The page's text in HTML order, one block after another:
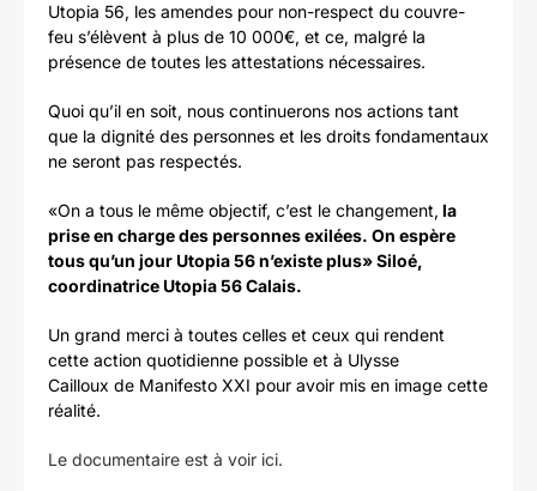
Utopia 56, les amendes pour non-respect du couvre-
feu s’élèvent à plus de 10 000€, et ce, malgré la
présence de toutes les attestations nécessaires.
Quoi qu’il en soit, nous continuerons nos actions tant
que la dignité des personnes et les droits fondamentaux
ne seront pas respectés.
«On a tous le même objectif, c’est le changement, la
prise en charge des personnes exilées. On espère
tous qu’un jour Utopia 56 n’existe plus» Siloé,
coordinatrice Utopia 56 Calais.
Un grand merci à toutes celles et ceux qui rendent
cette action quotidienne possible et à Ulysse
Cailloux de Manifesto XXI pour avoir mis en image cette
réalité.
Le documentaire est à voir ici.